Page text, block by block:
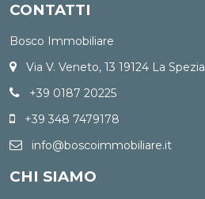
CONTATTI
Bosco Immobiliare
Via V. Veneto, 13 19124 La Spezia
+39 0187 20225
+39 348 7479178
info@boscoimmobiliare.it
CHI SIAMO